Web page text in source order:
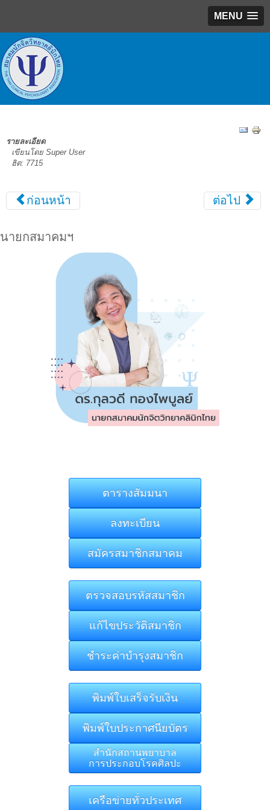
MENU
รายละเอียด
เขียนโดย Super User
ฮิต: 7715
ก่อนหน้า ต่อไป
นายกสมาคมฯ
ตารางสัมมนา
ลงทะเบียน
สมัครสมาชิกสมาคม
ตรวจสอบรหัสสมาชิก
แก้ไขประวัติสมาชิก
ชำระค่าบำรุงสมาชิก
พิมพ์ใบเสร็จรับเงิน
พิมพ์ใบประกาศนียบัตร
สำนักสถานพยาบาล
การประกอบโรคศิลปะ
เครือข่ายทั่วประเทศ